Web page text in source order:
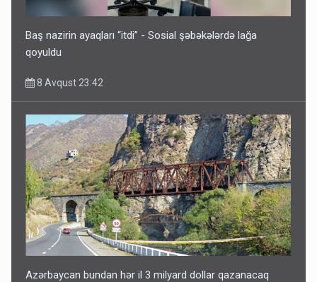
8 Avqust 23:19
Paşinyan Əliyevə zəng etməsindən danışdı
8 Avqust 16:18
Baş nazirin ayaqları “itdi” - Sosial şəbəkələrdə lağa
qoyuldu
8 Avqust 23:42
Azərbaycan bundan hər il 3 milyard dollar qazanacaq